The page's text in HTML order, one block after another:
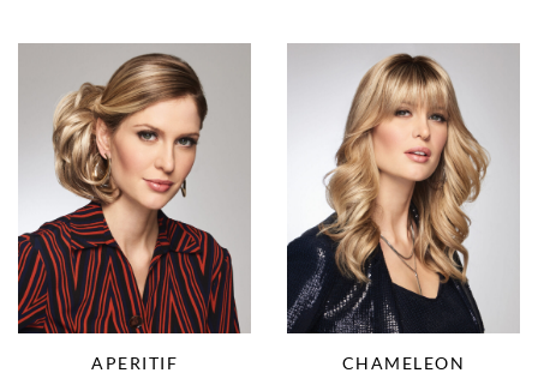
APERITIF CHAMELEON